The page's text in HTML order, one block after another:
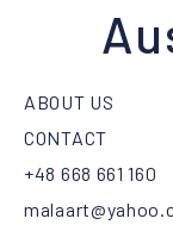
ABOUT US
CONTACT
+48 668 661 160